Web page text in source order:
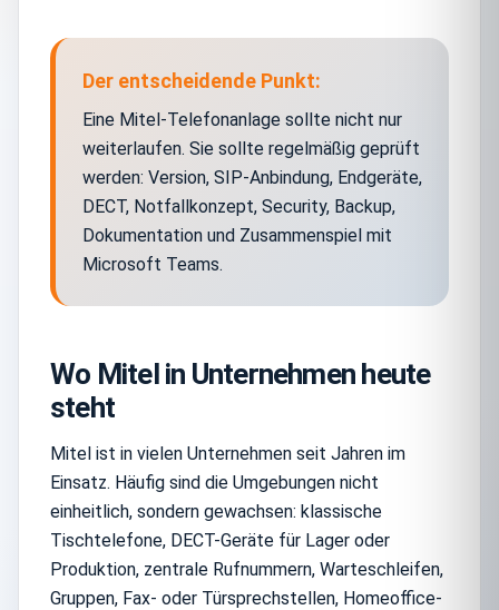
Der entscheidende Punkt:
Eine Mitel-Telefonanlage sollte nicht nur
weiterlaufen. Sie sollte regelmäßig geprüft
werden: Version, SIP-Anbindung, Endgeräte,
DECT, Notfallkonzept, Security, Backup,
Dokumentation und Zusammenspiel mit
Microsoft Teams.
Wo Mitel in Unternehmen heute
steht
Mitel ist in vielen Unternehmen seit Jahren im
Einsatz. Häufig sind die Umgebungen nicht
einheitlich, sondern gewachsen: klassische
Tischtelefone, DECT-Geräte für Lager oder
Produktion, zentrale Rufnummern, Warteschleifen,
Gruppen, Fax- oder Türsprechstellen, Homeoffice-